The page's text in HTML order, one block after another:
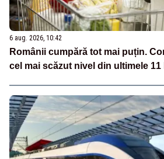
6 aug. 2026, 10:42
Românii cumpără tot mai puțin.
cel mai scăzut nivel din ultimele 11